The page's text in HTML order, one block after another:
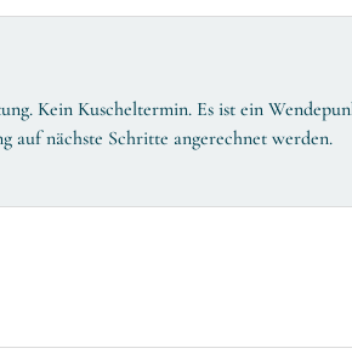
Kein Kuscheltermin. Es ist ein
auf nächste Schritte angerechnet werden.